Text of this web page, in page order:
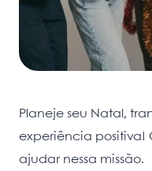
Planeje seu Natal,
experiência positiva!
ajudar nessa missão.